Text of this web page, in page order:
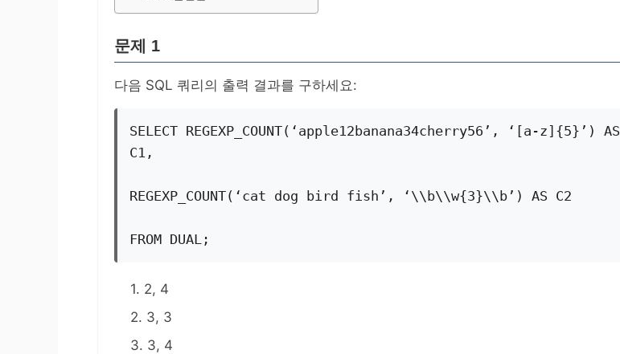
문제 1
다음 SQL 쿼리의 출력 결과를 구하세요:
SELECT REGEXP_COUNT(‘apple12banana34cherry56’, ‘[a-z]{5}’) AS
C1,
REGEXP_COUNT(‘cat dog bird fish’, ‘\\b\\w{3}\\b’) AS C2
FROM DUAL;
1. 2, 4
2. 3, 3
3. 3, 4